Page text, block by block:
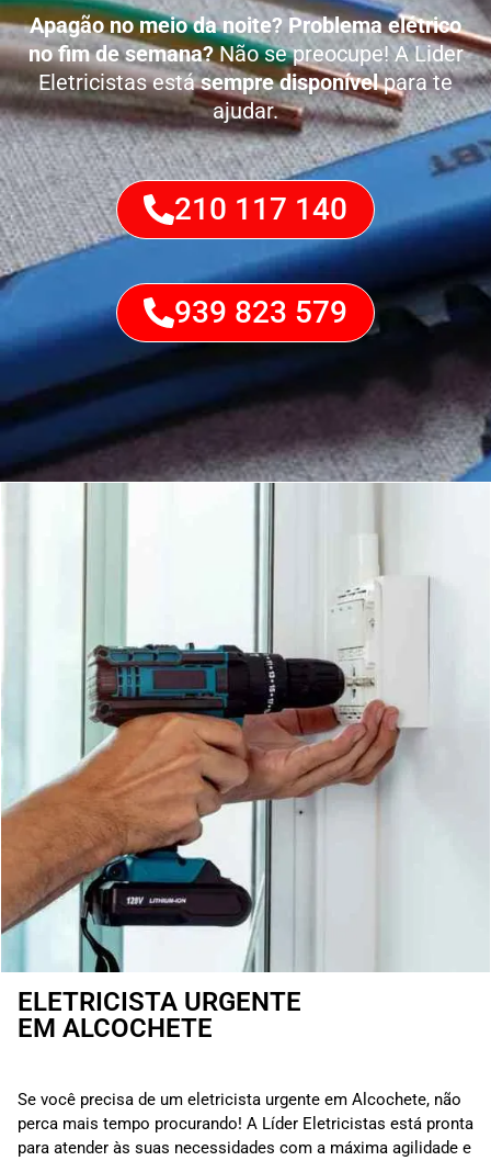
Apagão no meio da noite? Problema elétrico
no fim de semana?Não se preocupe! A Lider
Eletricistas estásempre disponívelpara te
ajudar.
210 117 140
939 823 579
ELETRICISTA URGENTE
EM ALCOCHETE
Se você precisa de um eletricista urgente em Alcochete, não
perca mais tempo procurando! A Líder Eletricistas está pronta
para atender às suas necessidades com a máxima agilidade e